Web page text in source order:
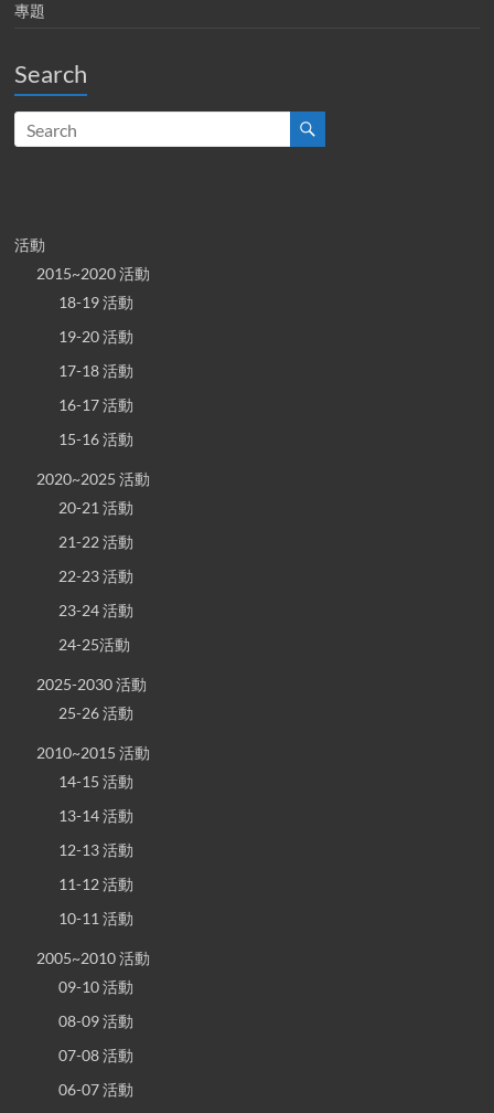
專題
Search
活動
2015~2020 活動
18-19 活動
19-20 活動
17-18 活動
16-17 活動
15-16 活動
2020~2025 活動
20-21 活動
21-22 活動
22-23 活動
23-24 活動
24-25活動
2025-2030 活動
25-26 活動
2010~2015 活動
14-15 活動
13-14 活動
12-13 活動
11-12 活動
10-11 活動
2005~2010 活動
09-10 活動
08-09 活動
07-08 活動
06-07 活動